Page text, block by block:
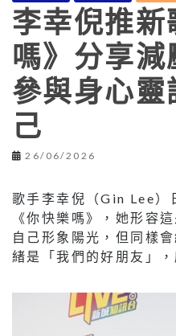
李幸倪推
嗎》分享減
參與身心靈
己
26/06/2026
歌手李幸倪（Gin Lee）
《你快樂嗎》，她形容
自己形象陽光，但同樣
緒是「我們的好朋友」，